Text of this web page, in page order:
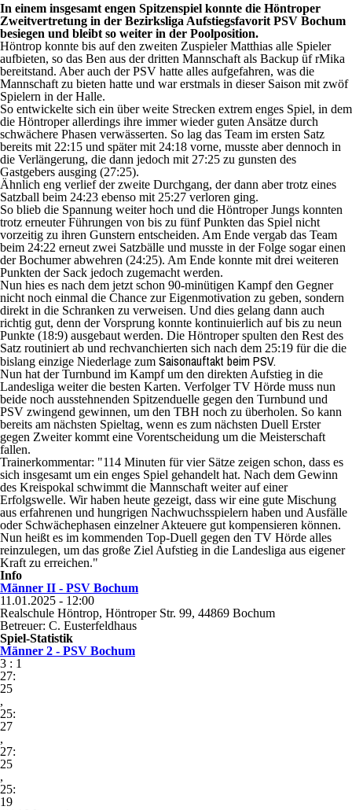
In einem insgesamt engen Spitzenspiel konnte die Höntroper
Zweitvertretung in der Bezirksliga Aufstiegsfavorit PSV Bochum
besiegen und bleibt so weiter in der Poolposition.
Höntrop konnte bis auf den zweiten Zuspieler Matthias alle Spieler
aufbieten, so das Ben aus der dritten Mannschaft als Backup üf rMika
bereitstand. Aber auch der PSV hatte alles aufgefahren, was die
Mannschaft zu bieten hatte und war erstmals in dieser Saison mit zwöf
Spielern in der Halle.
So entwickelte sich ein über weite Strecken extrem enges Spiel, in dem
die Höntroper allerdings ihre immer wieder guten Ansätze durch
schwächere Phasen verwässerten. So lag das Team im ersten Satz
bereits mit 22:15 und später mit 24:18 vorne, musste aber dennoch in
die Verlängerung, die dann jedoch mit 27:25 zu gunsten des
Gastgebers ausging (27:25).
Ähnlich eng verlief der zweite Durchgang, der dann aber trotz eines
Satzball beim 24:23 ebenso mit 25:27 verloren ging.
So blieb die Spannung weiter hoch und die Höntroper Jungs konnten
trotz erneuter Führungen von bis zu fünf Punkten das Spiel nicht
vorzeitig zu ihren Gunstern entscheiden. Am Ende vergab das Team
beim 24:22 erneut zwei Satzbälle und musste in der Folge sogar einen
der Bochumer abwehren (24:25). Am Ende konnte mit drei weiteren
Punkten der Sack jedoch zugemacht werden.
Nun hies es nach dem jetzt schon 90-minütigen Kampf den Gegner
nicht noch einmal die Chance zur Eigenmotivation zu geben, sondern
direkt in die Schranken zu verweisen. Und dies gelang dann auch
richtig gut, denn der Vorsprung konnte kontinuierlich auf bis zu neun
Punkte (18:9) ausgebaut werden. Die Höntroper spulten den Rest des
Satz routiniert ab und rechvanchierten sich nach dem 25:19 für die die
bislang einzige Niederlage zum Saisonauftakt beim PSV.
Nun hat der Turnbund im Kampf um den direkten Aufstieg in die
Landesliga weiter die besten Karten. Verfolger TV Hörde muss nun
beide noch ausstehnenden Spitzenduelle gegen den Turnbund und
PSV zwingend gewinnen, um den TBH noch zu überholen. So kann
bereits am nächsten Spieltag, wenn es zum nächsten Duell Erster
gegen Zweiter kommt eine Vorentscheidung um die Meisterschaft
fallen.
Trainerkommentar: "114 Minuten für vier Sätze zeigen schon, dass es
sich insgesamt um ein enges Spiel gehandelt hat. Nach dem Gewinn
des Kreispokal schwimmt die Mannschaft weiter auf einer
Erfolgswelle. Wir haben heute gezeigt, dass wir eine gute Mischung
aus erfahrenen und hungrigen Nachwuchsspielern haben und Ausfälle
oder Schwächephasen einzelner Akteuere gut kompensieren können.
Nun heißt es im kommenden Top-Duell gegen den TV Hörde alles
reinzulegen, um das große Ziel Aufstieg in die Landesliga aus eigener
Kraft zu erreichen."
Info
Männer II - PSV Bochum
11.01.2025 - 12:00
Realschule Höntrop, Höntroper Str. 99, 44869 Bochum
Betreuer: C. Eusterfeldhaus
Spiel-Statistik
Männer 2 - PSV Bochum
3 : 1
27:
25
,
25:
27
,
27:
25
,
25:
19